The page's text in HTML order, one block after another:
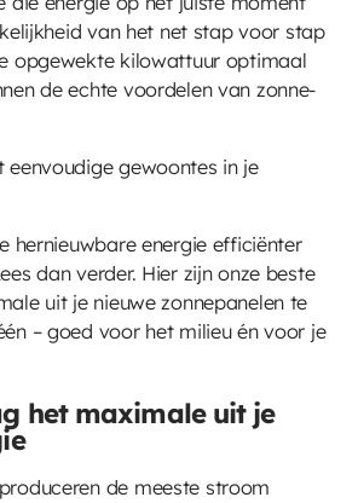
van het net stap voor stap
opgewekte kilowattuur optimaal
de echte voordelen van zonne-
eenvoudige gewoontes in je
hernieuwbare energie efficiënter
dan verder. Hier zijn onze beste
uit je nieuwe zonnepanelen te
– goed voor het milieu én voor je
het maximale uit je
de meeste stroom